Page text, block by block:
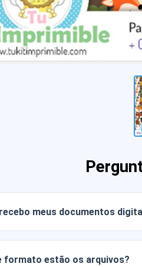
meus documentos
formato estão os arquivos?